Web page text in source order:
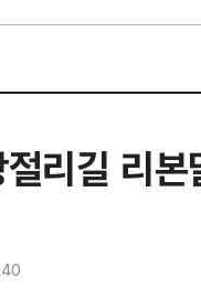
리길 리